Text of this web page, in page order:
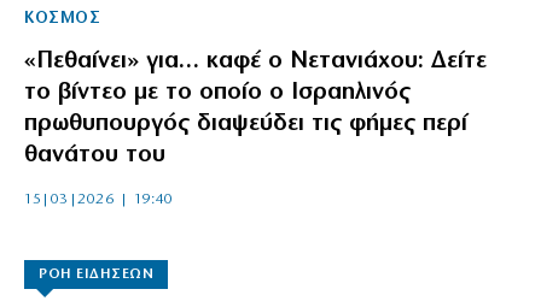
ΚΟΣΜΟΣ
«Πεθαίνει» για… καφέ ο Νετανιάχου: Δείτε
το βίντεο με το οποίο ο Ισραηλινός
πρωθυπουργός διαψεύδει τις φήμες περί
θανάτου του
15|03|2026 | 19:40
ΡΟΗ ΕΙΔΗΣΕΩΝ